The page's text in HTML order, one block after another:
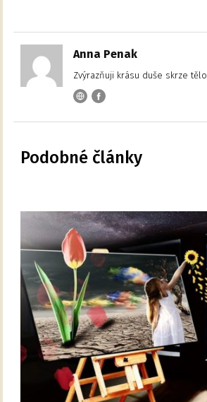
Anna Penak
Zvýrazňuji krásu duše skrze tělo
Podobné články